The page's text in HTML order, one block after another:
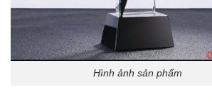
Hình ảnh sản phẩm